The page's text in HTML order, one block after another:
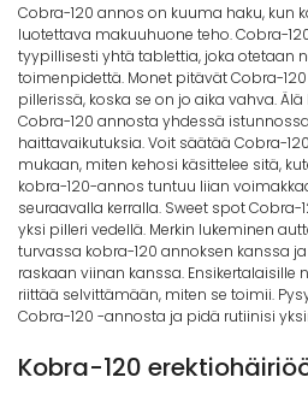
Cobra-120 annos on kuuma haku, kun
luotettava makuuhuone teho. Cobra-
tyypillisesti yhtä tablettia, joka otetaan
toimenpidettä. Monet pitävät Cobra-
pillerissä, koska se on jo aika vahva.
Cobra-120 annosta yhdessä
haittavaikutuksia. Voit säätää Cobra-
mukaan, miten kehosi käsittelee sitä,
kobra-120-annos tuntuu liian
seuraavalla kerralla. Sweet spot
yksi pilleri vedellä. Merkin lukeminen
turvassa kobra-120 annoksen kanssa
raskaan viinan kanssa.
riittää selvittämään, miten se toimii.
Cobra-120 -annosta ja pidä rutiinisi
Kobra-120